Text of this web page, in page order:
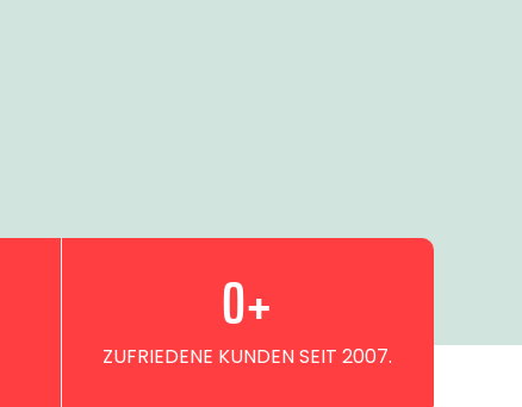
ZUFRIEDENE KUNDEN SEIT 2007.
0+